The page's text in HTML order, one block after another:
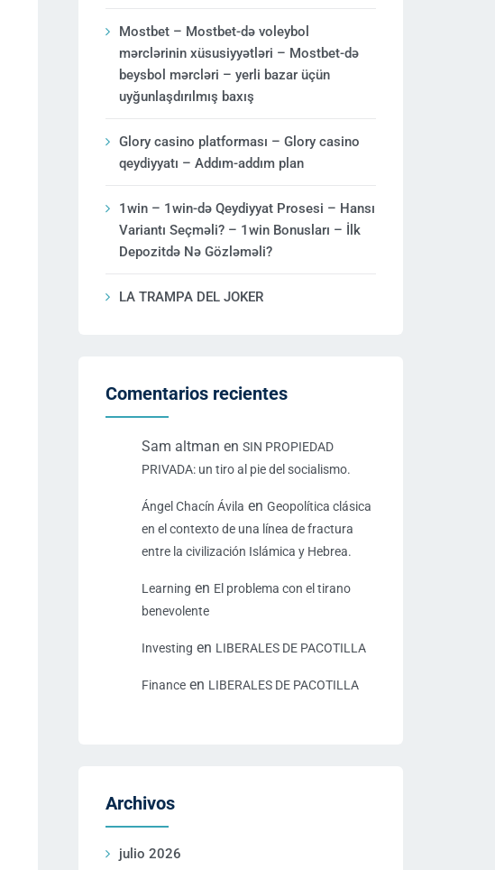
Mostbet – Mostbet-də voleybol
mərclərinin xüsusiyyətləri – Mostbet-də
beysbol mərcləri – yerli bazar üçün
uyğunlaşdırılmış baxış
Glory casino platforması – Glory casino
qeydiyyatı – Addım-addım plan
1win – 1win-də Qeydiyyat Prosesi – Hansı
Variantı Seçməli? – 1win Bonusları – İlk
Depozitdə Nə Gözləməli?
LA TRAMPA DEL JOKER
Comentarios recientes
Sam altman en SIN PROPIEDAD
PRIVADA: un tiro al pie del socialismo.
Ángel Chacín Ávila en Geopolítica clásica
en el contexto de una línea de fractura
entre la civilización Islámica y Hebrea.
Learning en El problema con el tirano
benevolente
Investing en LIBERALES DE PACOTILLA
Finance en LIBERALES DE PACOTILLA
Archivos
julio 2026